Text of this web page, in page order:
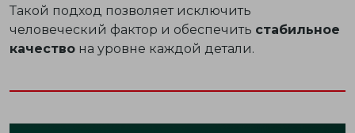
Такой подход позволяет исключить
человеческий фактор и обеспечить стабильное
качество на уровне каждой детали.